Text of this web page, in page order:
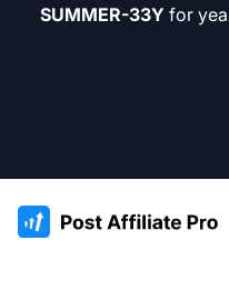
SUMMER-33Y for
:site.title